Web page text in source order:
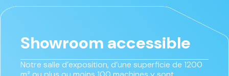
Showroom accessible
Notre salle d’exposition, d’une superficie de 1200